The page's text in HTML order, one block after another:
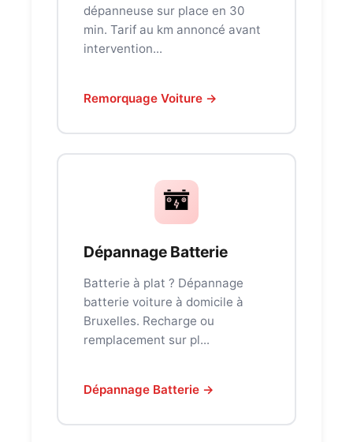
dépanneuse sur place en 30
min. Tarif au km annoncé avant
intervention...
Remorquage Voiture →
Dépannage Batterie
Batterie à plat ? Dépannage
batterie voiture à domicile à
Bruxelles. Recharge ou
remplacement sur pl...
Dépannage Batterie →